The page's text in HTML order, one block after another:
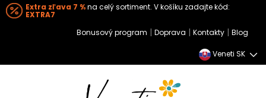
Extra zľava 7 %na celý sortiment. V košíku zadajte kód:
EXTRA7
Bonusový program | Doprava | Kontakty | Blog
Veneti SK